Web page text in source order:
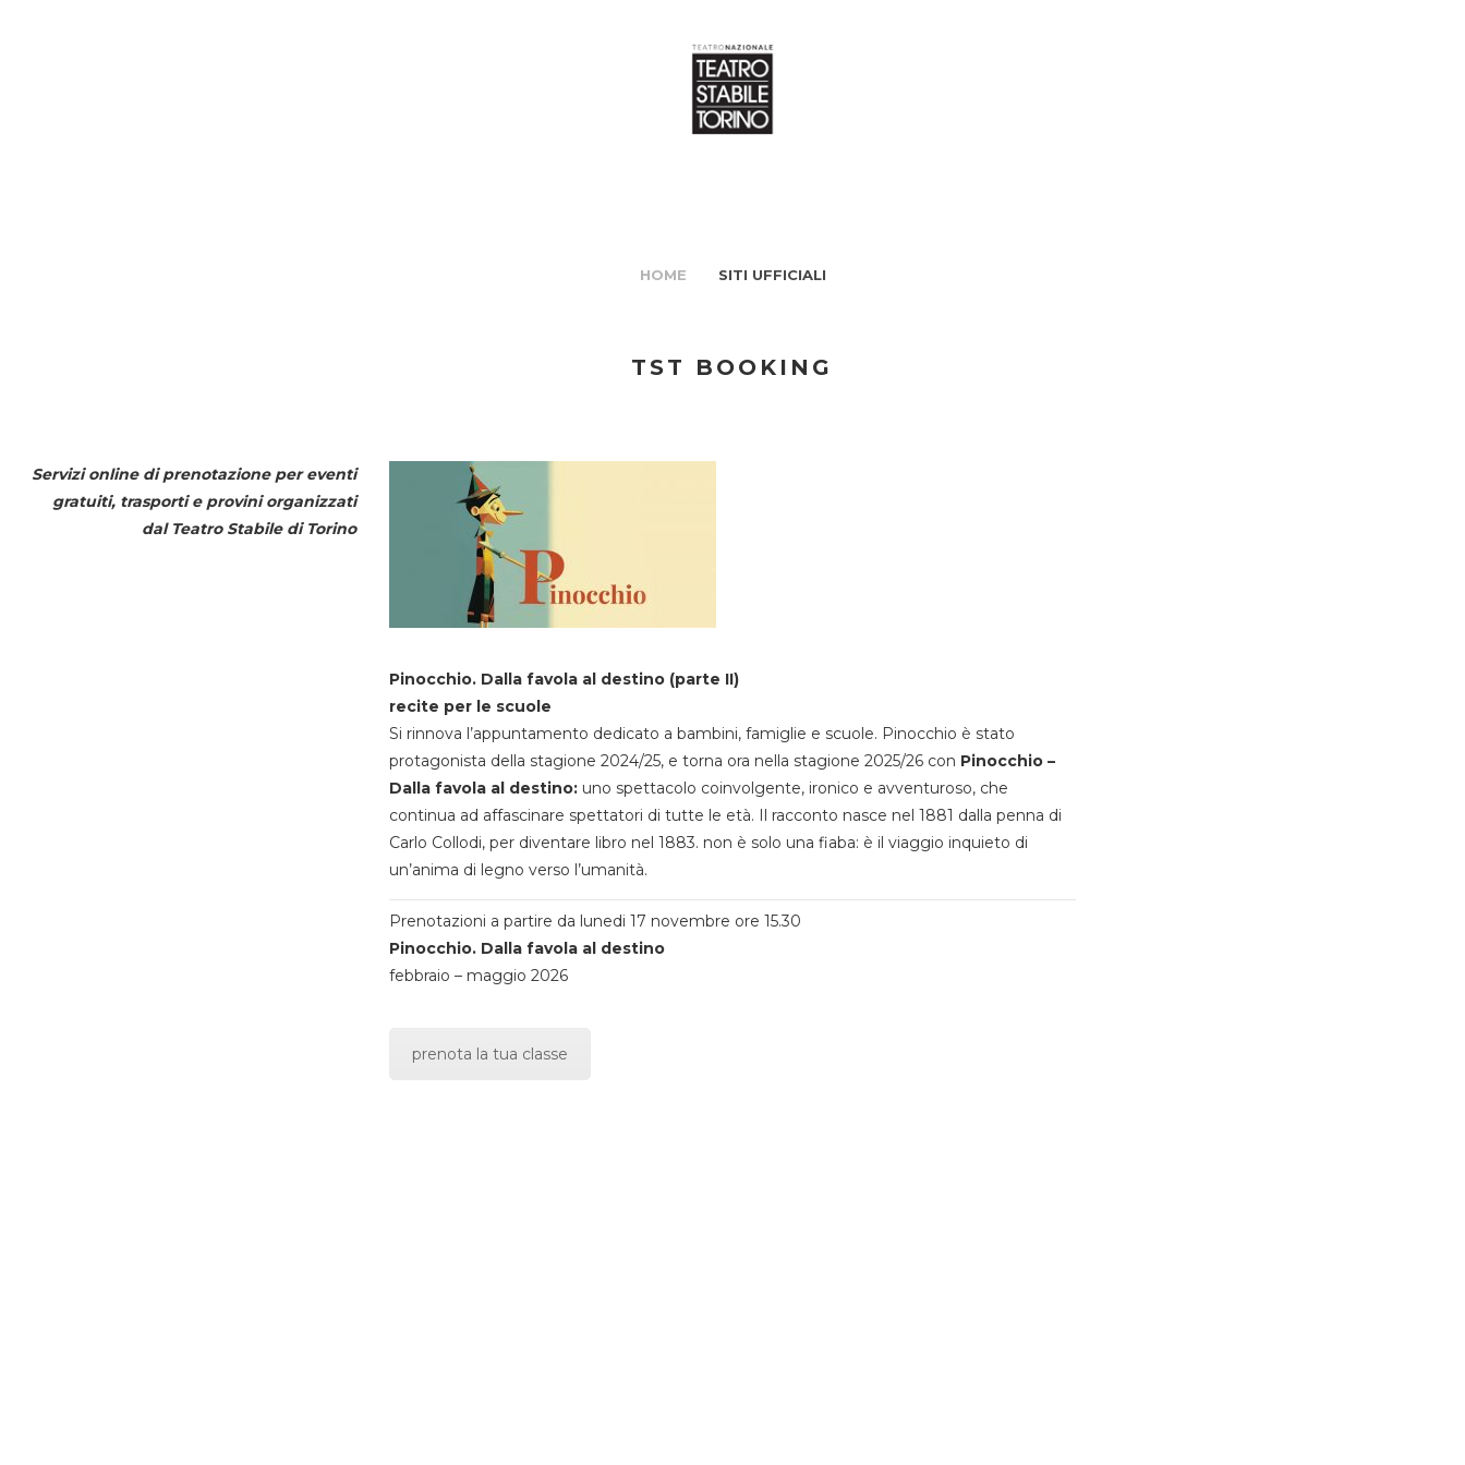
HOME SITI UFFICIALI
TST BOOKING
Servizi online di prenotazione per eventi
gratuiti, trasporti e provini organizzati
dal Teatro Stabile di Torino
Pinocchio. Dalla favola al destino (parte II)
recite per le scuole
Si rinnova l’appuntamento dedicato a bambini, famiglie e scuole. Pinocchio è stato
protagonista della stagione 2024/25, e torna ora nella stagione 2025/26 con Pinocchio –
Dalla favola al destino:uno spettacolo coinvolgente, ironico e avventuroso, che
continua ad affascinare spettatori di tutte le età. Il racconto nasce nel 1881 dalla penna di
Carlo Collodi, per diventare libro nel 1883. non è solo una fiaba: è il viaggio inquieto di
un’anima di legno verso l’umanità.
Prenotazioni a partire da lunedi 17 novembre ore 15.30
Pinocchio. Dalla favola al destino
febbraio – maggio 2026
prenota la tua classe